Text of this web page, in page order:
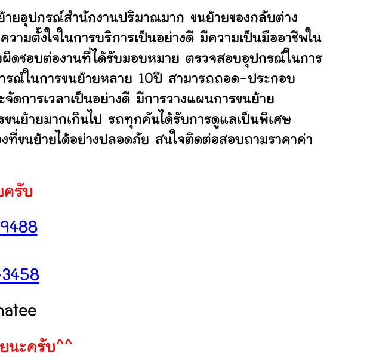
ยอุปกรณ์สำนักงานปริมาณมาก ขนย้ายของกลับต่าง
มตั้งใจในการบริการเป็นอย่างดี มีความเป็นมืออาชีพใน
ดชอบต่องานที่ได้รับมอบหมาย ตรวจสอบอุปกรณ์ในการ
รณ์ในการขนย้ายหลาย 10ปี สามารถถอด-ประกอบ
ดการเวลาเป็นอย่างดี มีการวางแผนการขนย้าย
รขนย้ายมากเกินไป รถทุกคันได้รับการดูแลเป็นพิเศษ
ขนย้ายได้อย่างปลอดภัย สนใจติดต่อสอบถามราคาค่า
ครับ
นะครับ^^